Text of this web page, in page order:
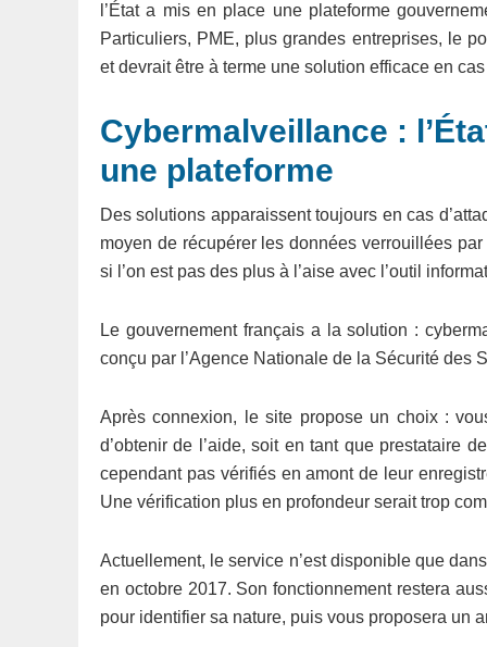
l’État a mis en place une plateforme
Particuliers, PME, plus grandes entreprises, le
et devrait être à terme une solution efficace en
Cybermalveillance :
une plateforme
Des solutions apparaissent toujours en cas
moyen de récupérer les données verrouillées
si l’on est pas des plus à l’aise avec l’outil
Le gouvernement français a la solution :
conçu par l’Agence Nationale de la Sécurité des
Après connexion, le site propose un choix :
d’obtenir de l’aide, soit en tant que prestataire
cependant pas vérifiés en amont de leur
Une vérification plus en profondeur serait trop
Actuellement, le service n’est disponible que
en octobre 2017. Son fonctionnement restera
pour identifier sa nature, puis vous proposera un